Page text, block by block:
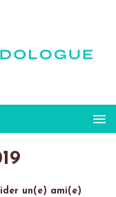
un(e) ami(e)